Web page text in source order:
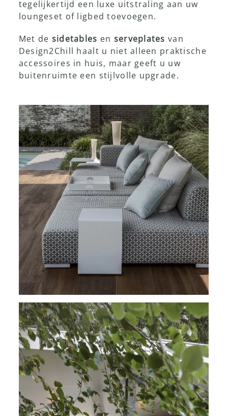
tegelijkertijd een luxe uitstraling aan uw
loungeset of ligbed toevoegen.
Met de sidetables en serveplates van
Design2Chill haalt u niet alleen praktische
accessoires in huis, maar geeft u uw
buitenruimte een stijlvolle upgrade.